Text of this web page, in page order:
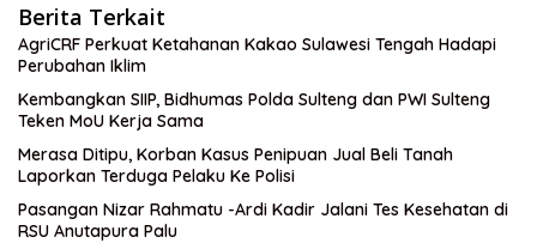
Berita Terkait
AgriCRF Perkuat Ketahanan Kakao Sulawesi Tengah Hadapi
Perubahan Iklim
Kembangkan SIIP, Bidhumas Polda Sulteng dan PWI Sulteng
Teken MoU Kerja Sama
Merasa Ditipu, Korban Kasus Penipuan Jual Beli Tanah
Laporkan Terduga Pelaku Ke Polisi
Pasangan Nizar Rahmatu -Ardi Kadir Jalani Tes Kesehatan di
RSU Anutapura Palu